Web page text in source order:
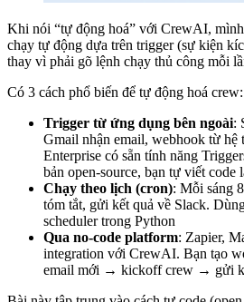
Khi nói “tự động hoá” với CrewAI,
chạy tự động dựa trên trigger (sự kiện
thay vì phải gõ lệnh chạy thủ công mỗi
Có 3 cách phổ biến để tự động hoá crew:
Trigger từ ứng dụng bên ngoài:
Gmail nhận email, webhook từ
Enterprise có sẵn tính năng
bản open-source, bạn tự viết code
Chạy theo lịch (cron): Mỗi sáng
tóm tắt, gửi kết quả về Slack.
scheduler trong Python
Qua no-code platform: Zapier,
integration với CrewAI. Bạn tạo
email mới → kickoff crew → gửi